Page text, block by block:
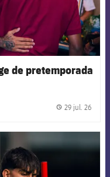
de pretemporada
29 jul. 26